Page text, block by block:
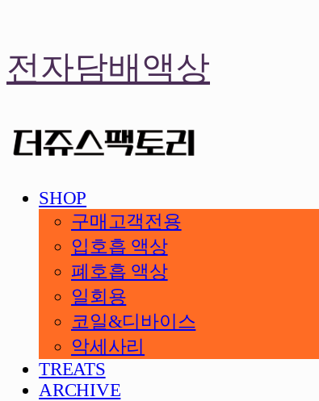
전자담배액상
SHOP
구매고객전용
입호흡 액상
폐호흡 액상
일회용
코일&디바이스
악세사리
TREATS
ARCHIVE